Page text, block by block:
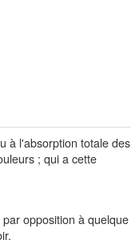
à l'absorption totale des
; qui a cette
opposition à quelque